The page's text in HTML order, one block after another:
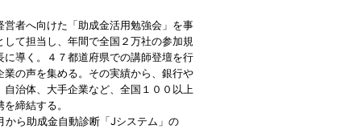
営者へ向けた「助成金活用勉強会」を事
して担当し、年間で全国２万社の参加規
に導く。４７都道府県での講師登壇を行
業の声を集める。その実績から、銀行や
自治体、大手企業など、全国１００以上
締結する。
から助成金自動診断「Jシステム」の